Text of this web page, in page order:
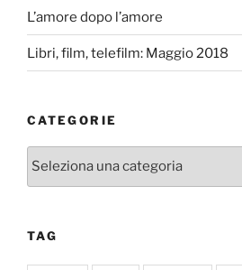
L’amore dopo l’amore
Libri, film, telefilm: Maggio 2018
CATEGORIE
Categorie
TAG